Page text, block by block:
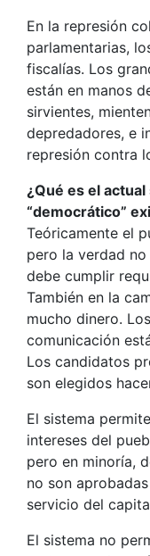
En la represión
parlamentarias,
fiscalías. Los
están en manos
sirvientes,
depredadores, e
represión contra
¿Qué es el
“democrático”
Teóricamente el
pero la verdad
debe cumplir
También en la
mucho dinero.
comunicación
Los candidatos
son elegidos
El sistema
intereses del
pero en minoría,
no son
servicio del
El sistema no